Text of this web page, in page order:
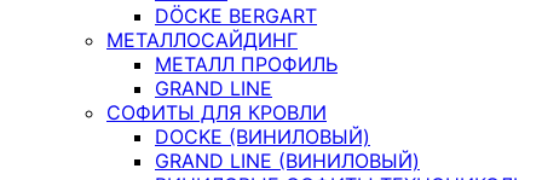
DÖCKE BERGART
МЕТАЛЛОСАЙДИНГ
МЕТАЛЛ ПРОФИЛЬ
GRAND LINE
СОФИТЫ ДЛЯ КРОВЛИ
DOCKE (ВИНИЛОВЫЙ)
GRAND LINE (ВИНИЛОВЫЙ)